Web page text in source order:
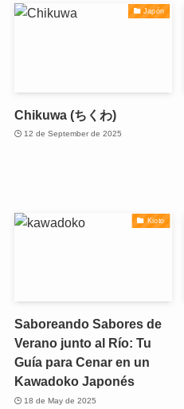
Japón
Chikuwa (ちくわ)
12 de September de 2025
Kioto
Saboreando Sabores de
Verano junto al Río: Tu
Guía para Cenar en un
Kawadoko Japonés
18 de May de 2025